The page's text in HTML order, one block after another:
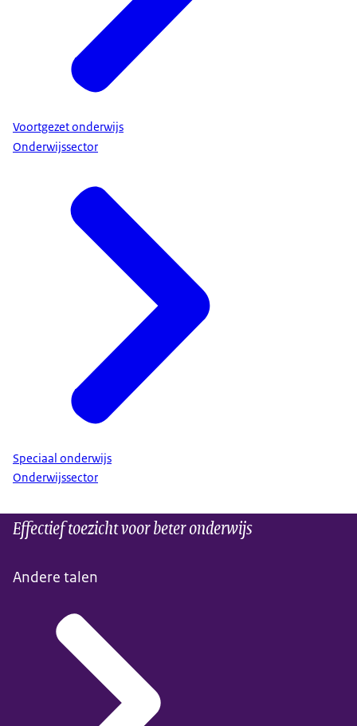
Wordt verwacht dat het curriculum voor alle
domeinen op schoolniveau (opnieuw) wordt
uitgeschreven? Of kun je dit ook op andere wijzen
aantonen?
De school moet een doelgericht en samenhangend
opgeschreven wordt, om het in de groepen/klassen
inspectie.
Voortgezet onderwijs
Onderwijssector
Speciaal onderwijs
Onderwijssector
Effectief toezicht voor beter onderwijs
Andere talen